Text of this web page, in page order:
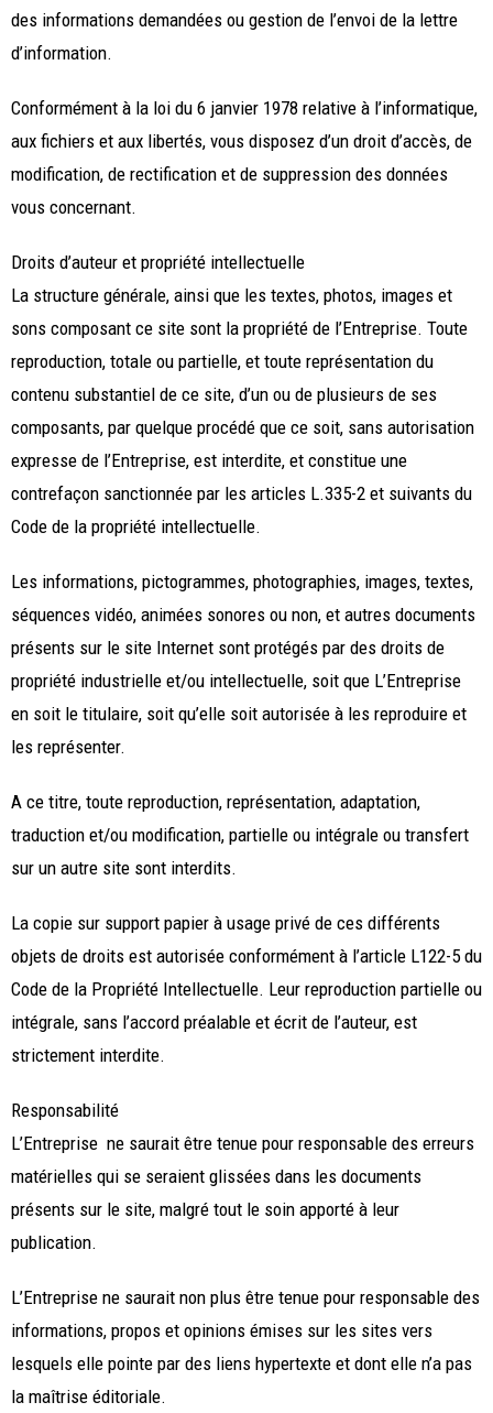
des informations demandées ou gestion de l’envoi de la lettre
d’information.
Conformément à la loi du 6 janvier 1978 relative à l’informatique,
aux fichiers et aux libertés, vous disposez d’un droit d’accès, de
modification, de rectification et de suppression des données
vous concernant.
Droits d’auteur et propriété intellectuelle
La structure générale, ainsi que les textes, photos, images et
sons composant ce site sont la propriété de l’Entreprise. Toute
reproduction, totale ou partielle, et toute représentation du
contenu substantiel de ce site, d’un ou de plusieurs de ses
composants, par quelque procédé que ce soit, sans autorisation
expresse de l’Entreprise, est interdite, et constitue une
contrefaçon sanctionnée par les articles L.335-2 et suivants du
Code de la propriété intellectuelle.
Les informations, pictogrammes, photographies, images, textes,
séquences vidéo, animées sonores ou non, et autres documents
présents sur le site Internet sont protégés par des droits de
propriété industrielle et/ou intellectuelle, soit que L’Entreprise
en soit le titulaire, soit qu’elle soit autorisée à les reproduire et
les représenter.
A ce titre, toute reproduction, représentation, adaptation,
traduction et/ou modification, partielle ou intégrale ou transfert
sur un autre site sont interdits.
La copie sur support papier à usage privé de ces différents
objets de droits est autorisée conformément à l’article L122-5 du
Code de la Propriété Intellectuelle. Leur reproduction partielle ou
intégrale, sans l’accord préalable et écrit de l’auteur, est
strictement interdite.
Responsabilité
L’Entreprise ne saurait être tenue pour responsable des erreurs
matérielles qui se seraient glissées dans les documents
présents sur le site, malgré tout le soin apporté à leur
publication.
L’Entreprise ne saurait non plus être tenue pour responsable des
informations, propos et opinions émises sur les sites vers
lesquels elle pointe par des liens hypertexte et dont elle n’a pas
la maîtrise éditoriale.